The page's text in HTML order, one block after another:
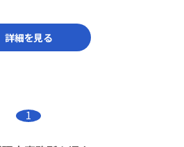
詳細を見る
1